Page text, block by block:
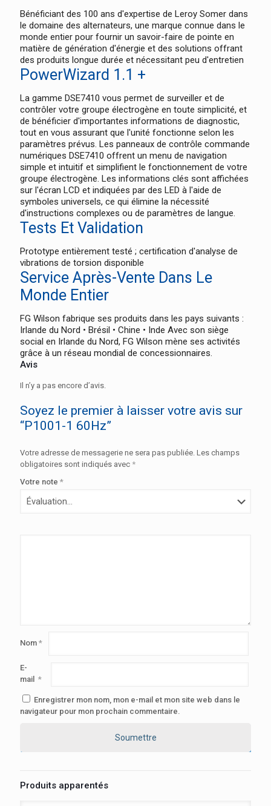
Bénéficiant des 100 ans d'expertise de Leroy Somer dans
le domaine des alternateurs, une marque connue dans le
monde entier pour fournir un savoir-faire de pointe en
matière de génération d'énergie et des solutions offrant
des produits longue durée et nécessitant peu d'entretien
PowerWizard 1.1 +
La gamme DSE7410 vous permet de surveiller et de
contrôler votre groupe électrogène en toute simplicité, et
de bénéficier d'importantes informations de diagnostic,
tout en vous assurant que l'unité fonctionne selon les
paramètres prévus. Les panneaux de contrôle commande
numériques DSE7410 offrent un menu de navigation
simple et intuitif et simplifient le fonctionnement de votre
groupe électrogène. Les informations clés sont affichées
sur l'écran LCD et indiquées par des LED à l'aide de
symboles universels, ce qui élimine la nécessité
d'instructions complexes ou de paramètres de langue.
Tests Et Validation
Prototype entièrement testé ; certification d'analyse de
vibrations de torsion disponible
Service Après-Vente Dans Le
Monde Entier
FG Wilson fabrique ses produits dans les pays suivants :
Irlande du Nord • Brésil • Chine • Inde Avec son siège
social en Irlande du Nord, FG Wilson mène ses activités
grâce à un réseau mondial de concessionnaires.
Avis
Il n’y a pas encore d’avis.
Soyez le premier à laisser votre avis sur
“P1001-1 60Hz”
Votre adresse de messagerie ne sera pas publiée. Les champs
obligatoires sont indiqués avec *
Votre note *
Nom *
E-
mail *
Enregistrer mon nom, mon e-mail et mon site web dans le
navigateur pour mon prochain commentaire.
Produits apparentés